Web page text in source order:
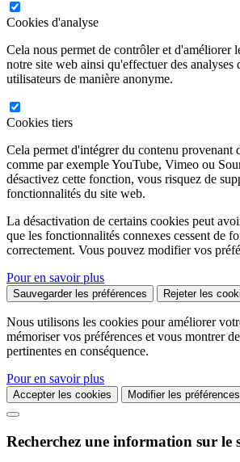
Cookies d'analyse
Cela nous permet de contrôler et d'améliorer
notre site web ainsi qu'effectuer des analyses
utilisateurs de manière anonyme.
Cookies tiers
Cela permet d'intégrer du contenu provenant
comme par exemple YouTube, Vimeo ou
désactivez cette fonction, vous risquez de
fonctionnalités du site web.
La désactivation de certains cookies peut
que les fonctionnalités connexes cessent de
correctement. Vous pouvez modifier vos
Pour en savoir plus
Sauvegarder les préférences Rejeter les
Nous utilisons les cookies pour améliorer
mémoriser vos préférences et vous montrer
pertinentes en conséquence.
Pour en savoir plus
Accepter les cookies Modifier les préférences
Recherchez une information sur le